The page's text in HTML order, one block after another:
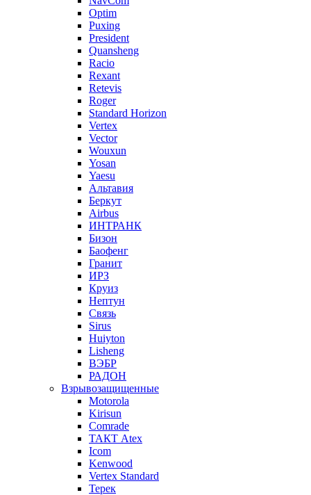
Optim
Puxing
President
Quansheng
Racio
Rexant
Retevis
Roger
Standard Horizon
Vertex
Vector
Wouxun
Yosan
Yaesu
Альтавия
Беркут
Airbus
ИНТРАНК
Бизон
Баофенг
Гранит
ИРЗ
Круиз
Нептун
Связь
Sirus
Huiyton
Lisheng
ВЭБР
РАДОН
Взрывозащищенные
Motorola
Kirisun
Comrade
ТАКТ Atex
Icom
Kenwood
Vertex Standard
Терек